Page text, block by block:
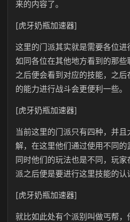
来的内容了。
[虎牙奶瓶加速器]
这里的门派其实就是需要各位
如同各位在其他地方看到的那
之后便会看到对应的技能，之
的能力进行战斗会更便利一些。
[虎牙奶瓶加速器]
当前这里的门派只有四种，并
解，在这里他们通过使用不同的
同时他们的玩法也是不同，玩
派之后便是要进行这里技能的认
[虎牙奶瓶加速器]
就比如此处有个派别叫做丐帮